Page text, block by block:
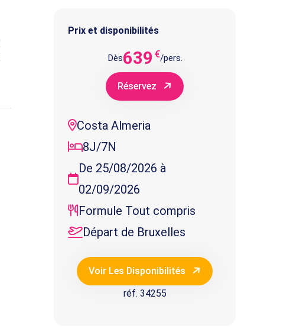
Prix et disponibilités
Dès639 €/pers.
Réservez
Costa Almeria
8J/7N
De 25/08/2026 à
02/09/2026
Formule Tout compris
Départ de Bruxelles
Voir Les Disponibilités
réf. 34255